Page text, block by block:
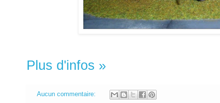
Plus d'infos »
Aucun commentaire: